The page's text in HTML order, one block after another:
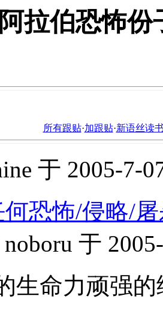
拉伯恐怖
所有跟贴·加跟贴·新语丝读
于 2005-7-
何恐怖/侵略/
于
生命力顽强